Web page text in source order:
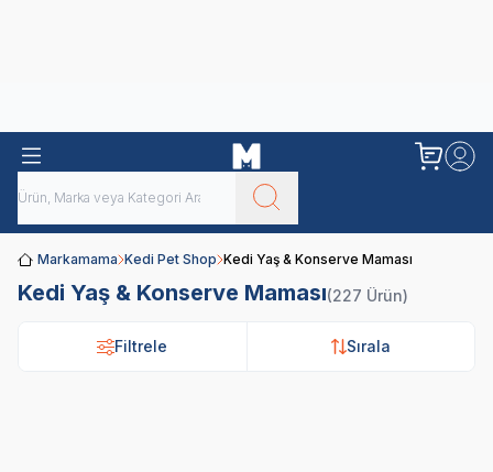
Markamama Kedi Pet Shop Kedi Yaş & Konserve Maması
Kedi Yaş & Konserve Maması(227 Ürün)
Filtrele Sırala